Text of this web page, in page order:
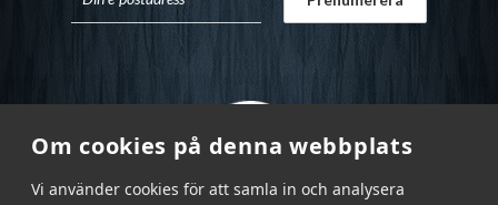
Om cookies på denna webbplats
Vi använder cookies för att samla in och analysera